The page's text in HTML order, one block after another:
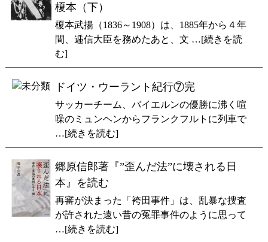
榎本（下）
榎本武揚（1836～1908）は、1885年から４年
間、逓信大臣を務めたあと、文 …[続きを読
む]
ドイツ・ウーラント紀行⑦完
サッカーチーム、バイエルンの優勝に沸く喧
噪のミュンヘンからフランクフルトに列車で
…[続きを読む]
郷原信郎著『”歪んだ法”に壊される日
本』を読む
再審が決まった「袴田事件」は、乱暴な捜査
が許された遠い昔の冤罪事件のように思って
…[続きを読む]